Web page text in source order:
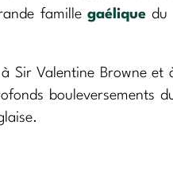
famille gaéliquedu
Sir Valentine Browne et
bouleversements